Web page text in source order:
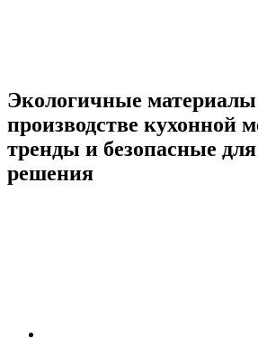
Экологичные
производстве кухонной
тренды и безопасные
решения